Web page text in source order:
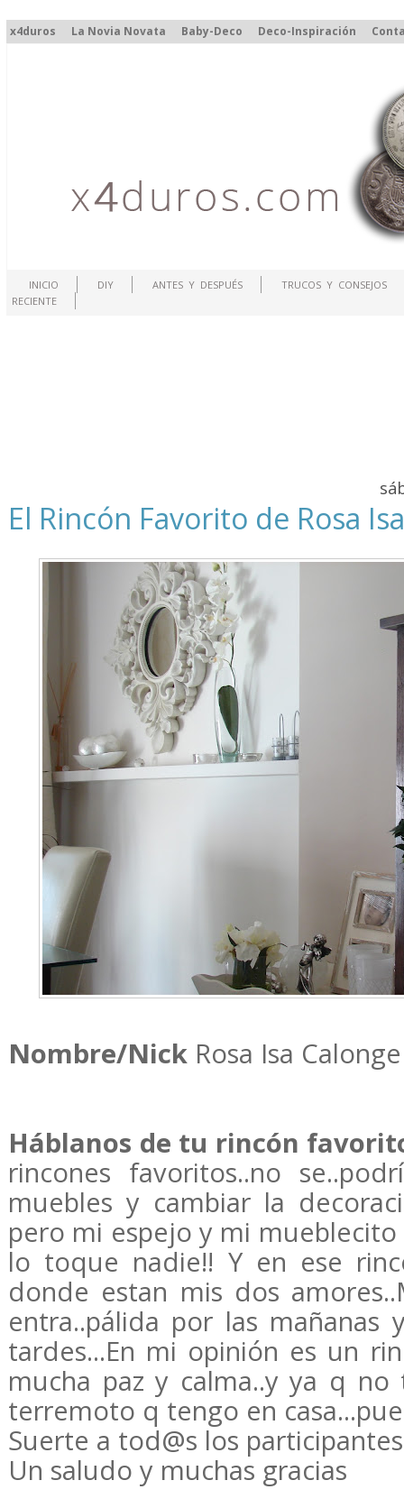
x4duros La Novia Novata Baby-Deco Deco-Inspiración
INICIO DIY ANTES Y DESPUÉS
TRUCOS Y CONSEJOS
RECIENTE
El Rincón Favorito de Rosa Isa
Nombre/Nick Rosa Isa
Háblanos de tu rincón
rincones favoritos..no
muebles y cambiar la
pero mi espejo y mi
lo toque nadie!! Y en ese
donde estan mis dos
entra..pálida por las mañanas
tardes...En mi opinión es un
mucha paz y calma..y ya q
terremoto q tengo en
Suerte a tod@s los
Un saludo y muchas gracias